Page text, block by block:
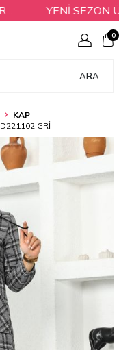
YENİ SEZON
ARA
0
KAP
GRI